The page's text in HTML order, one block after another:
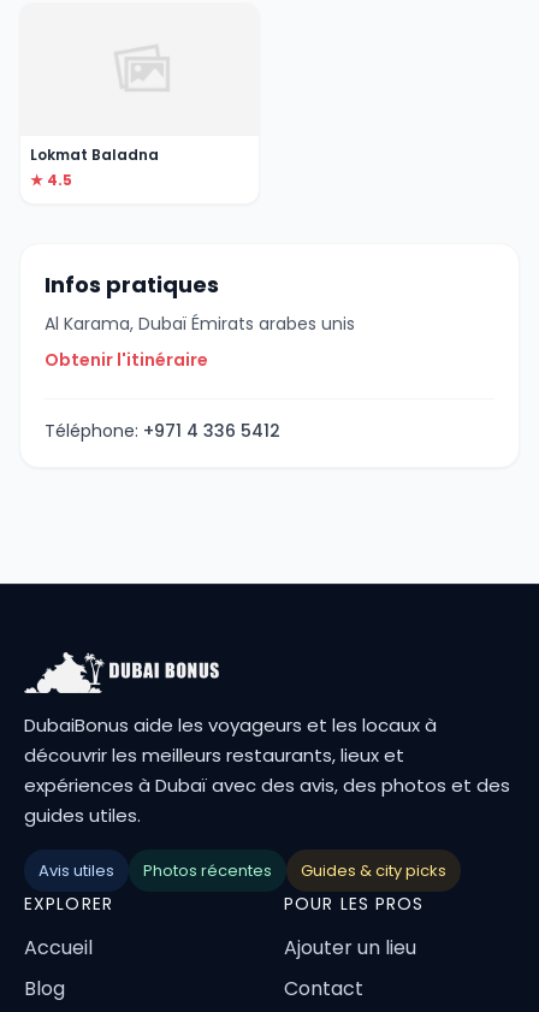
Lokmat Baladna
★ 4.5
Infos pratiques
Al Karama, Dubaï Émirats arabes unis
Obtenir l'itinéraire
Téléphone: +971 4 336 5412
DubaiBonus aide les voyageurs et les locaux à
découvrir les meilleurs restaurants, lieux et
expériences à Dubaï avec des avis, des photos et des
guides utiles.
Avis utiles Photos récentes Guides & city picks
EXPLORER
Accueil
Blog
POUR LES PROS
Ajouter un lieu
Contact